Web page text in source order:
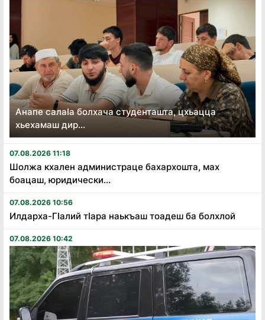
Анапе салаӏа болхача студенташта, цхьацца
хьехамаш дир...
07.08.2026 11:18
Шолжа кхален администраце бахархошта, мах
боацаш, юридически...
07.08.2026 10:56
Илдарха-Гӏалий тӏара наькъаш тоадеш ба болхлой
07.08.2026 10:42